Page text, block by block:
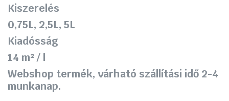
Kiszerelés
0,75L, 2,5L, 5L
Kiadósság
14 m² / l
Webshop termék, várható szállítási idő 2-4
munkanap.